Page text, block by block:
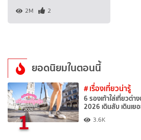
2M 2
ยอดนิยมในตอนนี้
1
# เรื่องเที่ยวน่ารู้
6 รองเท้าใส่เที่ยวต่
2026 เดินสับ เดินเย
3.6K